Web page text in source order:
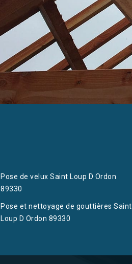
Pose de velux Saint Loup D Ordon
89330
Pose et nettoyage de gouttières Saint
Loup D Ordon 89330